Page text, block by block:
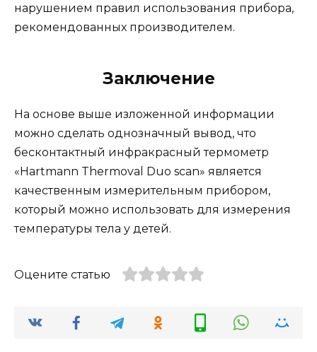
нарушением правил использования прибора,
рекомендованных производителем.
Заключение
На основе выше изложенной информации
можно сделать однозначный вывод, что
бесконтактный инфракрасный термометр
«Hartmann Thermoval Duo scan» является
качественным измерительным прибором,
который можно использовать для измерения
температуры тела у детей.
Оцените статью